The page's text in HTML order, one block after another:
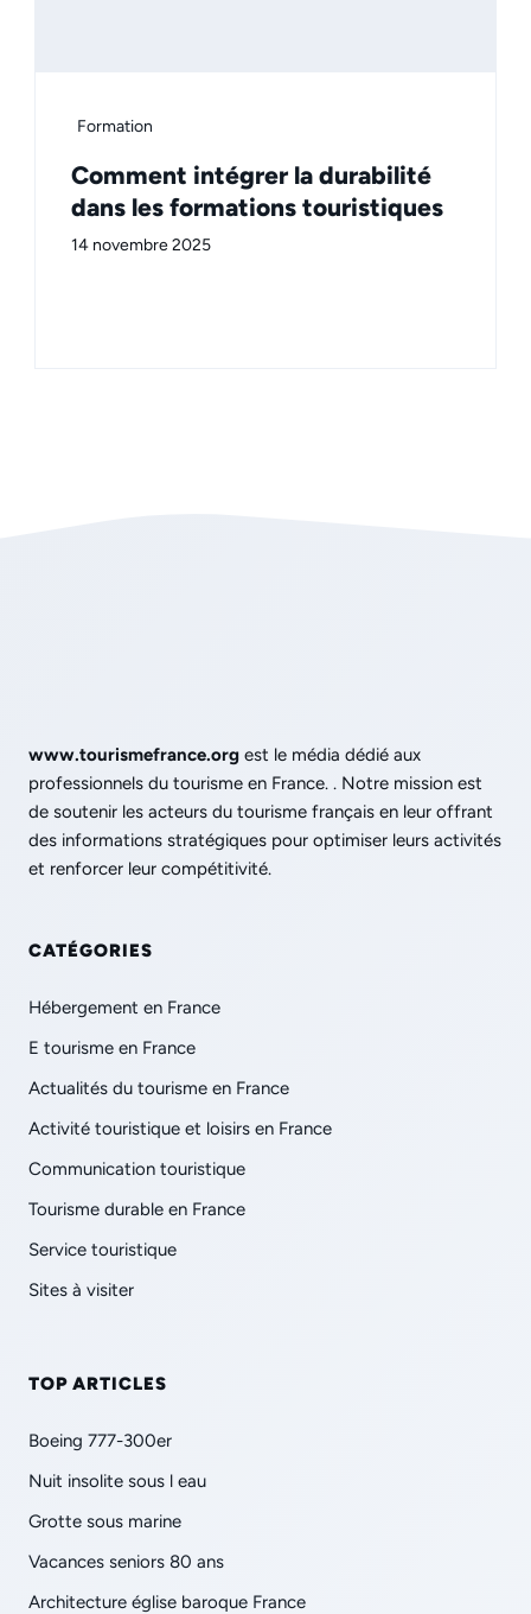
Formation
Comment intégrer la durabilité
dans les formations touristiques
14 novembre 2025
www.tourismefrance.org est le média dédié aux
professionnels du tourisme en France. . Notre mission est
de soutenir les acteurs du tourisme français en leur offrant
des informations stratégiques pour optimiser leurs activités
et renforcer leur compétitivité.
CATÉGORIES
Hébergement en France
E tourisme en France
Actualités du tourisme en France
Activité touristique et loisirs en France
Communication touristique
Tourisme durable en France
Service touristique
Sites à visiter
TOP ARTICLES
Boeing 777-300er
Nuit insolite sous l eau
Grotte sous marine
Vacances seniors 80 ans
Architecture église baroque France